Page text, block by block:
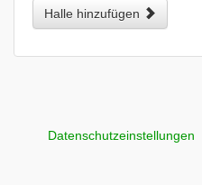
Halle hinzufügen
Datenschutzeinstellungen